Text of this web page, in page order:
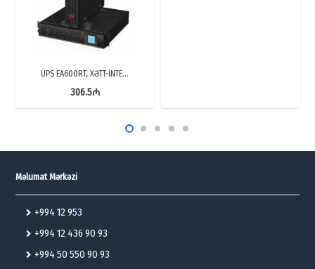
UPS EA600RT, XƏTT-İNTE…
306.5₼
Məlumat Mərkəzi
+994 12 953
+994 12 436 90 93
+994 50 550 90 93